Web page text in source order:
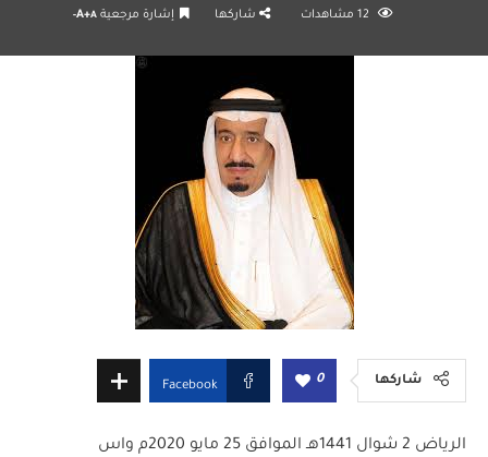
12 مشاهدات شاركها إشارة مرجعية A+A-
شاركها 0
Facebook
الرياض 2 شوال 1441هـ الموافق 25 مايو 2020م واس